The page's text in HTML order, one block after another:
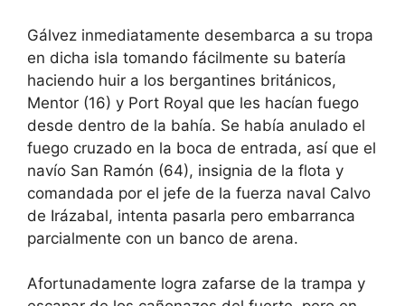
Gálvez inmediatamente desembarca a su tropa
en dicha isla tomando fácilmente su batería
haciendo huir a los bergantines británicos,
Mentor (16) y Port Royal que les hacían fuego
desde dentro de la bahía. Se había anulado el
fuego cruzado en la boca de entrada, así que el
navío San Ramón (64), insignia de la flota y
comandada por el jefe de la fuerza naval Calvo
de Irázabal, intenta pasarla pero embarranca
parcialmente con un banco de arena.
Afortunadamente logra zafarse de la trampa y